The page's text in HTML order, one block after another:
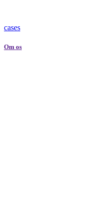
cases
Om os